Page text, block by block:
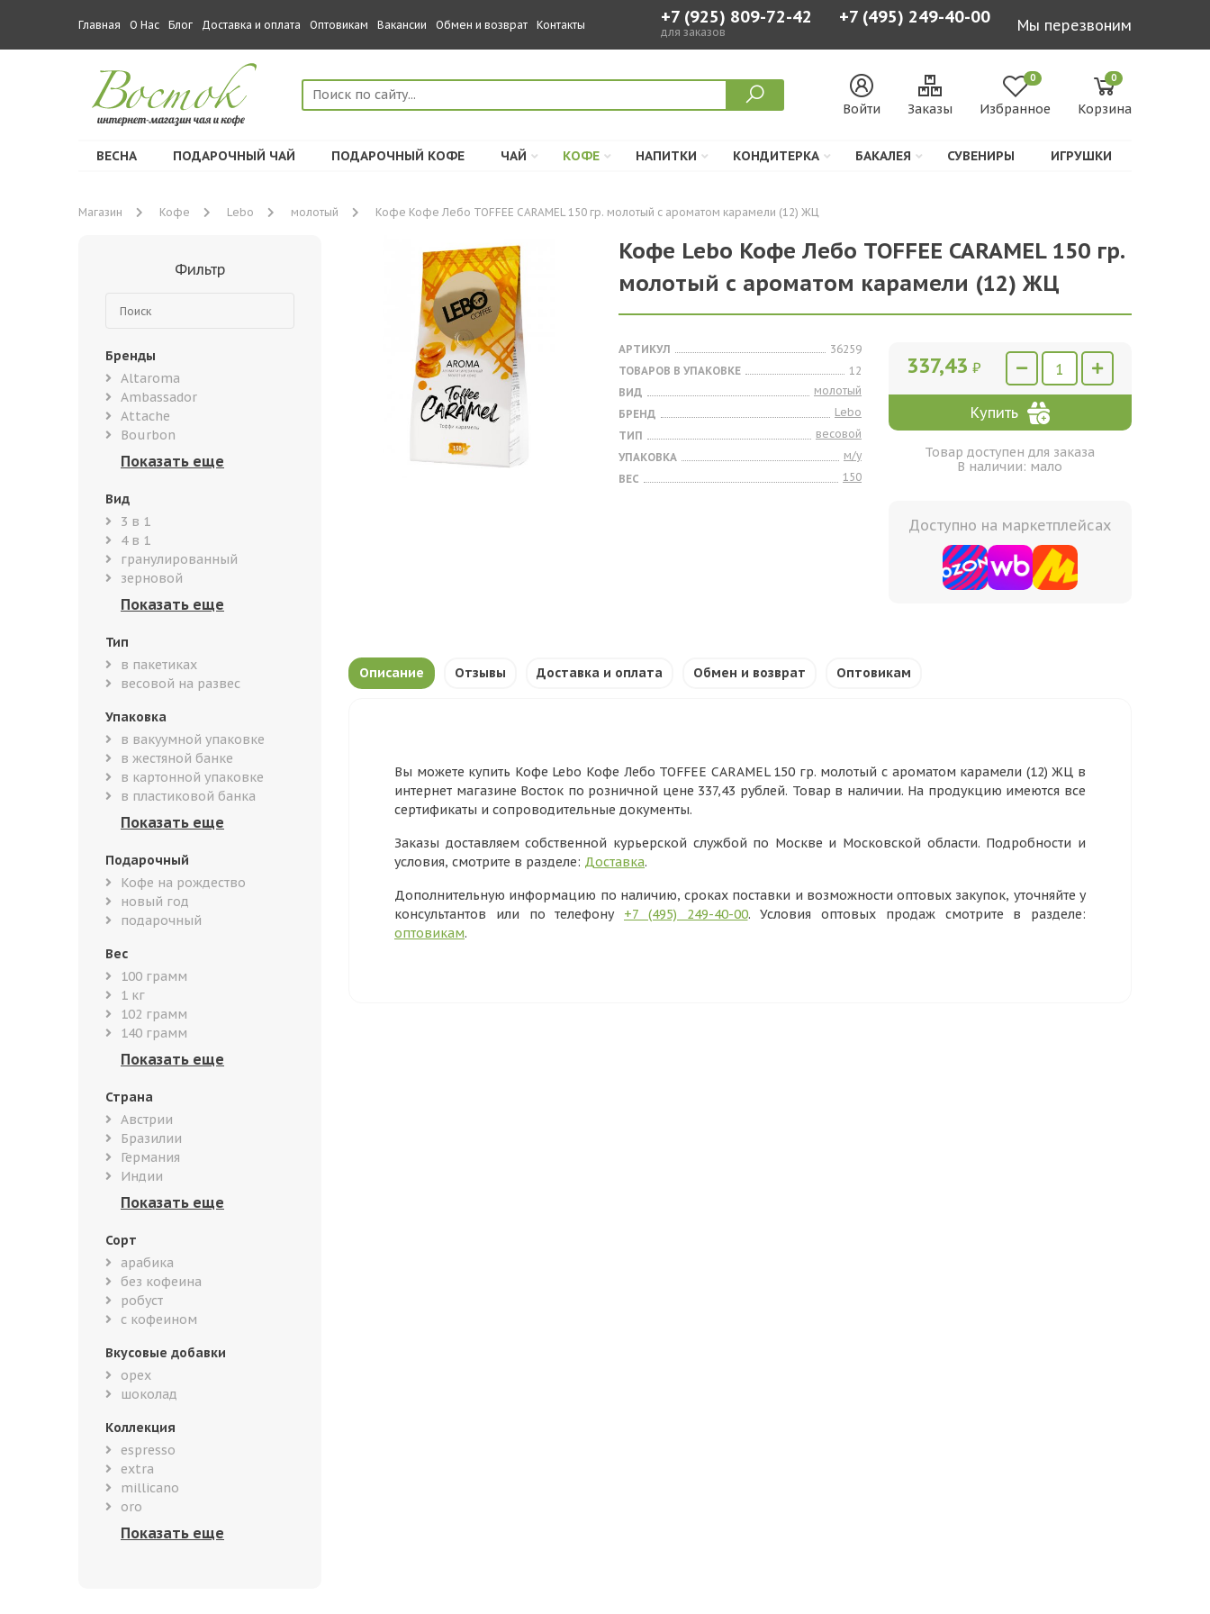
Главная О Нас Блог Доставка и оплата Оптовикам Вакансии Обмен и возврат Контакты +7 (925) 809-72-42
для заказов
+7 (495) 249-40-00 Мы перезвоним
Войти Заказы
0
Избранное
0
Корзина
ВЕСНА ПОДАРОЧНЫЙ ЧАЙ ПОДАРОЧНЫЙ КОФЕ ЧАЙ КОФЕ НАПИТКИ КОНДИТЕРКА БАКАЛЕЯ СУВЕНИРЫ ИГРУШКИ
Магазин Кофе Lebo молотый Кофе Кофе Лебо TOFFEE CARAMEL 150 гр. молотый с ароматом карамели (12) ЖЦ
Фильтр
Бренды
Altaroma
Ambassador
Attache
Bourbon
Вид
3 в 1
4 в 1
гранулированный
зерновой
Тип
в пакетиках
весовой на развес
Упаковка
в вакуумной упаковке
в жестяной банке
в картонной упаковке
в пластиковой банка
Подарочный
Кофе на рождество
новый год
подарочный
Вес
100 грамм
1 кг
102 грамм
140 грамм
Страна
Австрии
Бразилии
Германия
Индии
Сорт
арабика
без кофеина
робуст
с кофеином
Вкусовые добавки
орех
шоколад
Коллекция
espresso
extra
millicano
oro
Кофе Lebo Кофе Лебо TOFFEE CARAMEL 150 гр.
молотый с ароматом карамели (12) ЖЦ
АРТИКУЛ
36259
ТОВАРОВ В УПАКОВКЕ
12
ВИД
молотый
БРЕНД
Lebo
ТИП
весовой
УПАКОВКА
м/у
ВЕС
150
337,43 ₽
Купить
Товар доступен для заказа
В наличии: мало
Доступно на маркетплейсах
Описание Отзывы Доставка и оплата Обмен и возврат Оптовикам
Вы можете купить Кофе Lebo Кофе Лебо TOFFEE CARAMEL 150 гр. молотый с ароматом карамели (12) ЖЦ в
интернет магазине Восток по розничной цене 337,43 рублей. Товар в наличии. На продукцию имеются все
сертификаты и сопроводительные документы.
Заказы доставляем собственной курьерской службой по Москве и Московской области. Подробности и
условия, смотрите в разделе: Доставка.
Дополнительную информацию по наличию, сроках поставки и возможности оптовых закупок, уточняйте у
консультантов или по телефону +7 (495) 249-40-00. Условия оптовых продаж смотрите в разделе:
оптовикам.